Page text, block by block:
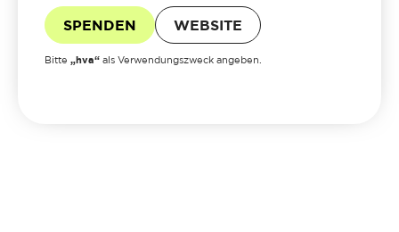
SPENDEN WEBSITE
Bitte „hva“ als Verwendungszweck angeben.